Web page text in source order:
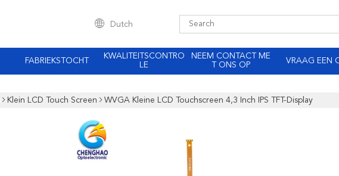
Dutch
FABRIEKSTOCHT
KWALITEITSCONTRO
LE
NEEM CONTACT ME
T ONS OP
VRAAG EEN
Klein LCD Touch Screen WVGA Kleine LCD Touchscreen 4,3 Inch IPS TFT-Display